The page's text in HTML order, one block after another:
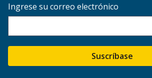
Ingrese su correo electrónico
Suscríbase